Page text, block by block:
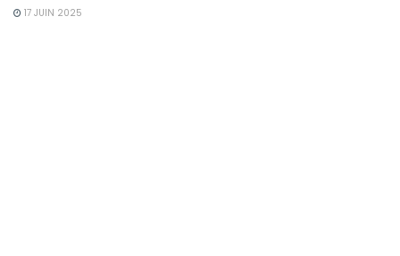
17 JUIN 2025